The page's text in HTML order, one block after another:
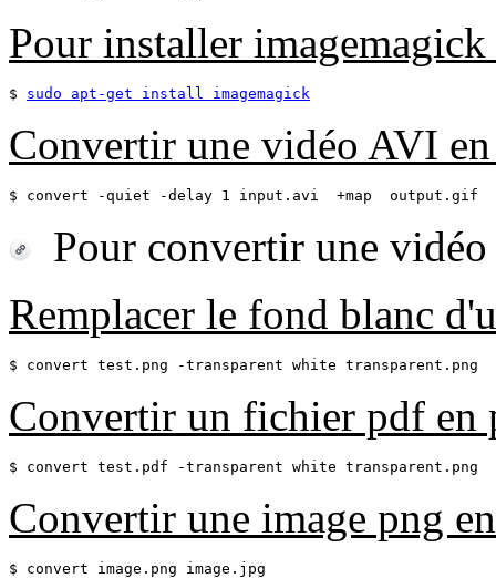
Pour installer
$ sudo apt-get install imagemagick
Convertir une vidéo AVI
$ convert -quiet -delay 1 input.avi  +map  output.gif
Pour convertir une
Remplacer le fond blanc
$ convert test.png -transparent white transparent.png
Convertir un fichier pdf en
$ convert test.pdf -transparent white transparent.png
Convertir une image png
$ convert image.png image.jpg